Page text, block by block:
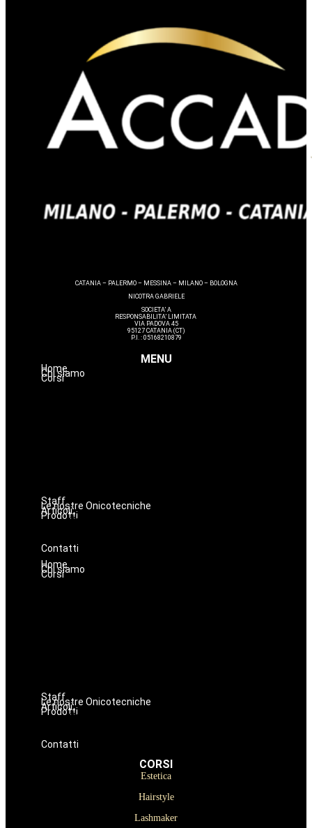
CATANIA – PALERMO – MESSINA – MILANO – BOLOGNA
NICOTRA GABRIELE
SOCIETA’ A
RESPONSABILITA’ LIMITATA
VIA PADOVA 45
95127 CATANIA (CT)
P.I. : 05168210879
MENU
Home
Chi siamo
Corsi
Staff
Le nostre Onicotecniche
Articoli
ProdottiOniconails
Prodotti per ricostruzione unghie
Contatti
Home
Chi siamo
Corsi
Staff
Le nostre Onicotecniche
Articoli
ProdottiOniconails
Prodotti per ricostruzione unghie
Contatti
CORSI
Estetica
Hairstyle
Lashmaker